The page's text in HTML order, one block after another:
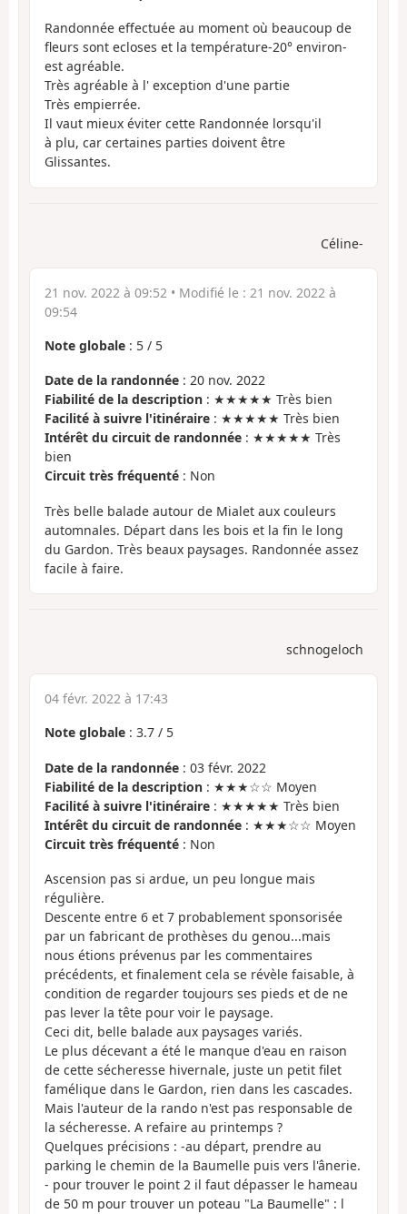
Randonnée effectuée au moment où beaucoup de
fleurs sont ecloses et la température-20° environ-
est agréable.
Très agréable à l' exception d'une partie
Très empierrée.
Il vaut mieux éviter cette Randonnée lorsqu'il
à plu, car certaines parties doivent être
Glissantes.
Céline-
21 nov. 2022 à 09:52 • Modifié le : 21 nov. 2022 à
09:54
Note globale : 5 / 5
Date de la randonnée : 20 nov. 2022
Fiabilité de la description : ★★★★★ Très bien
Facilité à suivre l'itinéraire : ★★★★★ Très bien
Intérêt du circuit de randonnée : ★★★★★ Très
bien
Circuit très fréquenté : Non
Très belle balade autour de Mialet aux couleurs
automnales. Départ dans les bois et la fin le long
du Gardon. Très beaux paysages. Randonnée assez
facile à faire.
schnogeloch
04 févr. 2022 à 17:43
Note globale : 3.7 / 5
Date de la randonnée : 03 févr. 2022
Fiabilité de la description : ★★★☆☆ Moyen
Facilité à suivre l'itinéraire : ★★★★★ Très bien
Intérêt du circuit de randonnée : ★★★☆☆ Moyen
Circuit très fréquenté : Non
Ascension pas si ardue, un peu longue mais
régulière.
Descente entre 6 et 7 probablement sponsorisée
par un fabricant de prothèses du genou...mais
nous étions prévenus par les commentaires
précédents, et finalement cela se révèle faisable, à
condition de regarder toujours ses pieds et de ne
pas lever la tête pour voir le paysage.
Ceci dit, belle balade aux paysages variés.
Le plus décevant a été le manque d'eau en raison
de cette sécheresse hivernale, juste un petit filet
famélique dans le Gardon, rien dans les cascades.
Mais l'auteur de la rando n'est pas responsable de
la sécheresse. A refaire au printemps ?
Quelques précisions : -au départ, prendre au
parking le chemin de la Baumelle puis vers l'ânerie.
- pour trouver le point 2 il faut dépasser le hameau
de 50 m pour trouver un poteau "La Baumelle" : l